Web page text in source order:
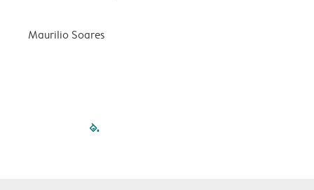
Maurilio Soares
filled-pagination